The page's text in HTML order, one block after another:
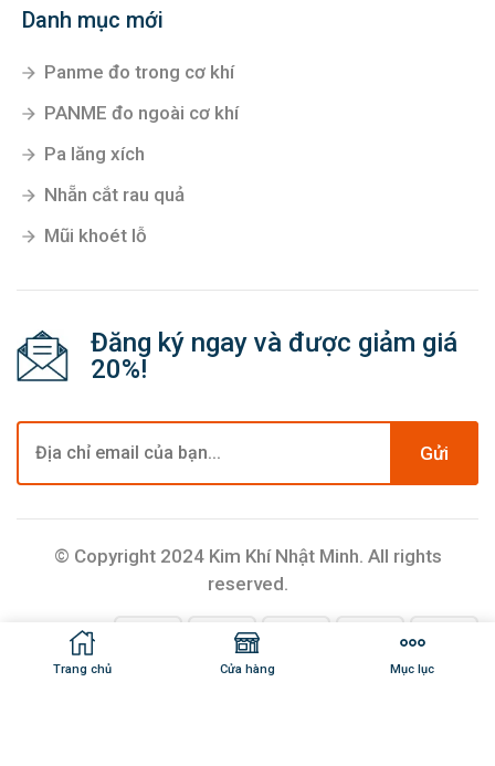
Trang chủ Cửa hàng Mục lục
Danh mục mới
Panme đo trong cơ khí
PANME đo ngoài cơ khí
Pa lăng xích
Nhẵn cắt rau quả
Mũi khoét lỗ
Đăng ký ngay và được giảm giá
20%!
Gửi
© Copyright 2024 Kim Khí Nhật Minh. All rights
reserved.